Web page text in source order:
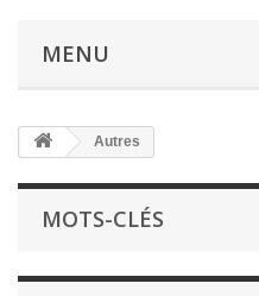
MENU
Autres
MOTS-CLÉS